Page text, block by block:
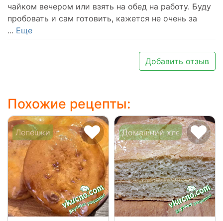
чайком вечером или взять на обед на работу. Буду
пробовать и сам готовить, кажется не очень за
... Еще
Добавить отзыв
Похожие рецепты:
Лепешки Домашний хлеб